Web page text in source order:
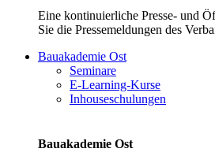
Eine kontinuierliche Presse- und
Sie die Pressemeldungen des
Bauakademie Ost
Seminare
E-Learning-Kurse
Inhouseschulungen
Bauakademie Ost